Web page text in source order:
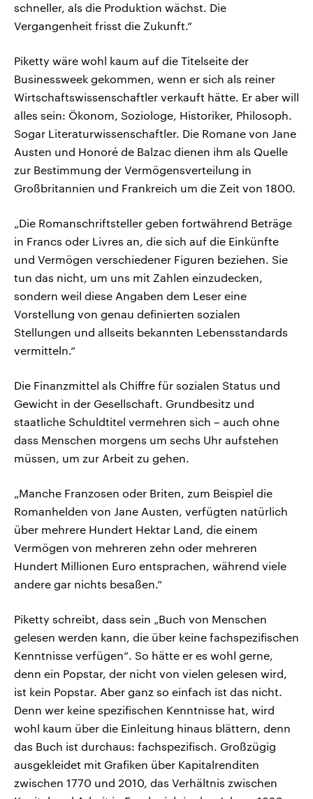
schneller, als die Produktion wächst. Die
Vergangenheit frisst die Zukunft.“
Piketty wäre wohl kaum auf die Titelseite der
Businessweek gekommen, wenn er sich als reiner
Wirtschaftswissenschaftler verkauft hätte. Er aber will
alles sein: Ökonom, Soziologe, Historiker, Philosoph.
Sogar Literaturwissenschaftler. Die Romane von Jane
Austen und Honoré de Balzac dienen ihm als Quelle
zur Bestimmung der Vermögensverteilung in
Großbritannien und Frankreich um die Zeit von 1800.
„Die Romanschriftsteller geben fortwährend Beträge
in Francs oder Livres an, die sich auf die Einkünfte
und Vermögen verschiedener Figuren beziehen. Sie
tun das nicht, um uns mit Zahlen einzudecken,
sondern weil diese Angaben dem Leser eine
Vorstellung von genau definierten sozialen
Stellungen und allseits bekannten Lebensstandards
vermitteln.“
Die Finanzmittel als Chiffre für sozialen Status und
Gewicht in der Gesellschaft. Grundbesitz und
staatliche Schuldtitel vermehren sich – auch ohne
dass Menschen morgens um sechs Uhr aufstehen
müssen, um zur Arbeit zu gehen.
„Manche Franzosen oder Briten, zum Beispiel die
Romanhelden von Jane Austen, verfügten natürlich
über mehrere Hundert Hektar Land, die einem
Vermögen von mehreren zehn oder mehreren
Hundert Millionen Euro entsprachen, während viele
andere gar nichts besaßen.“
Piketty schreibt, dass sein „Buch von Menschen
gelesen werden kann, die über keine fachspezifischen
Kenntnisse verfügen“. So hätte er es wohl gerne,
denn ein Popstar, der nicht von vielen gelesen wird,
ist kein Popstar. Aber ganz so einfach ist das nicht.
Denn wer keine spezifischen Kenntnisse hat, wird
wohl kaum über die Einleitung hinaus blättern, denn
das Buch ist durchaus: fachspezifisch. Großzügig
ausgekleidet mit Grafiken über Kapitalrenditen
zwischen 1770 und 2010, das Verhältnis zwischen